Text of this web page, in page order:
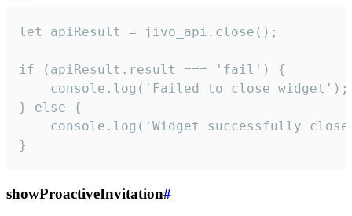
let apiResult = jivo_api.close();
if (apiResult.result === 'fail') {
    console.log('Failed to close widget');
} else {
console.log('Widget successfully
}
showProactiveInvitation#